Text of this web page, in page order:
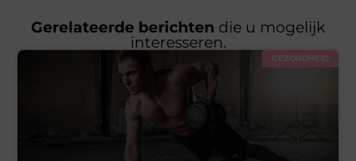
Gerelateerde berichten die u mogelijk
interesseren.
GEZONDHEID